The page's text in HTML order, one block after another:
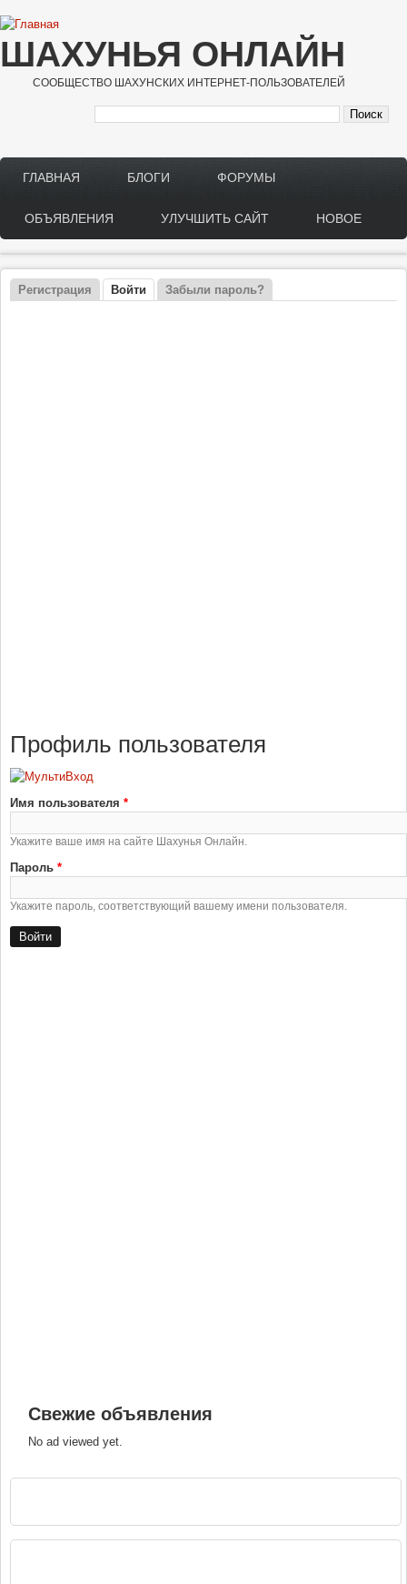
Перейти к основному содержанию
ШАХУНЬЯ ОНЛАЙН
СООБЩЕСТВО ШАХУНСКИХ ИНТЕРНЕТ-ПОЛЬЗОВАТЕЛЕЙ
Main menu
ГЛАВНАЯ БЛОГИ ФОРУМЫ
ОБЪЯВЛЕНИЯ УЛУЧШИТЬ САЙТ НОВОЕ
Главные вкладки
Регистрация Войти (активная вкладка)
Забыли пароль?
Профиль пользователя
Имя пользователя *
Укажите ваше имя на сайте Шахунья Онлайн.
Пароль *
Укажите пароль, соответствующий вашему имени пользователя.
Свежие объявления
No ad viewed yet.